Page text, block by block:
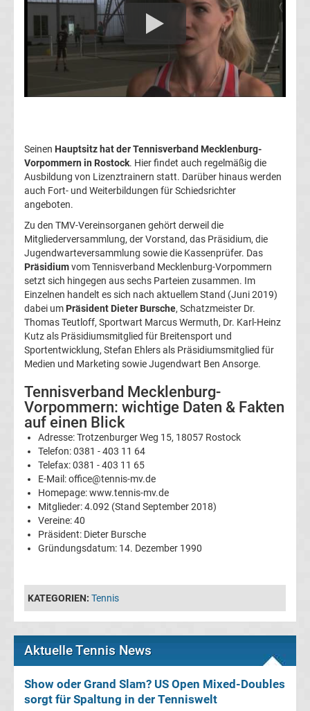
Tabelle
Champions
Europa
League
Tabelle
Europa
League
Ergebnisse
Conference
Erg.
Conference
League
Tabelle
Formel
1
Rennkalender
Transfergerüchte
Seinen Hauptsitz hat der Tennisverband Mecklenburg-
Vorpommern in Rostock. Hier findet auch regelmäßig die
Ausbildung von Lizenztrainern statt. Darüber hinaus werden
auch Fort- und Weiterbildungen für Schiedsrichter
angeboten.
Zu den TMV-Vereinsorganen gehört derweil die
Mitgliederversammlung, der Vorstand, das Präsidium, die
Jugendwarteversammlung sowie die Kassenprüfer. Das
Präsidiumvom Tennisverband Mecklenburg-Vorpommern
setzt sich hingegen aus sechs Parteien zusammen. Im
Einzelnen handelt es sich nach aktuellem Stand (Juni 2019)
dabei um Präsident Dieter Bursche, Schatzmeister Dr.
Thomas Teutloff, Sportwart Marcus Wermuth, Dr. Karl-Heinz
Kutz als Präsidiumsmitglied für Breitensport und
Sportentwicklung, Stefan Ehlers als Präsidiumsmitglied für
Medien und Marketing sowie Jugendwart Ben Ansorge.
Tennisverband Mecklenburg-
Vorpommern: wichtige Daten & Fakten
auf einen Blick
Adresse: Trotzenburger Weg 15, 18057 Rostock
Telefon: 0381 - 403 11 64
Telefax: 0381 - 403 11 65
E-Mail: office@tennis-mv.de
Homepage: www.tennis-mv.de
Mitglieder: 4.092 (Stand September 2018)
Vereine: 40
Präsident: Dieter Bursche
Gründungsdatum: 14. Dezember 1990
KATEGORIEN: Tennis
Aktuelle Tennis News
Show oder Grand Slam? US Open Mixed-Doubles
sorgt für Spaltung in der Tenniswelt